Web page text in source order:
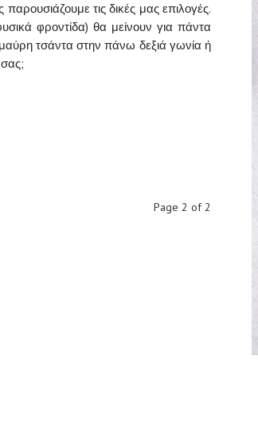
τις δικές μας επιλογές.
φροντίδα) θα μείνουν για πάντα
τσάντα στην πάνω δεξιά γωνία ή
Page 2 of 2